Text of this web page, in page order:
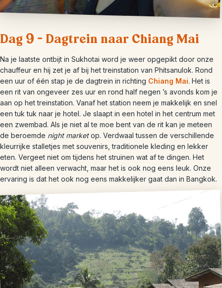
Dag 9 – Dagtrein naar Chiang Mai
Na je laatste ontbijt in Sukhotai word je weer opgepikt door onze
chauffeur en hij zet je af bij het treinstation van Phitsanulok. Rond
een uur of één stap je de dagtrein in richting Chiang Mai. Het is
een rit van ongeveer zes uur en rond half negen ’s avonds kom je
aan op het treinstation. Vanaf het station neem je makkelijk en snel
een tuk tuk naar je hotel. Je slaapt in een hotel in het centrum met
een zwembad. Als je niet al te moe bent van de rit kan je meteen
de beroemde night marketop. Verdwaal tussen de verschillende
kleurrijke stalletjes met souvenirs, traditionele kleding en lekker
eten. Vergeet niet om tijdens het struinen wat af te dingen. Het
wordt niet alleen verwacht, maar het is ook nog eens leuk. Onze
ervaring is dat het ook nog eens makkelijker gaat dan in Bangkok.